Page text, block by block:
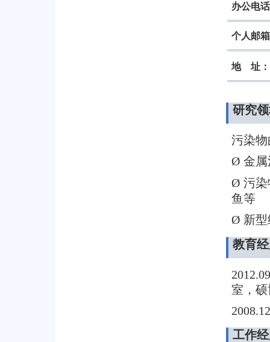
办公电
个人邮
地 址：
研究
污染
Ø 金
Ø 污
鱼等
Ø 新
教育
室，
工作